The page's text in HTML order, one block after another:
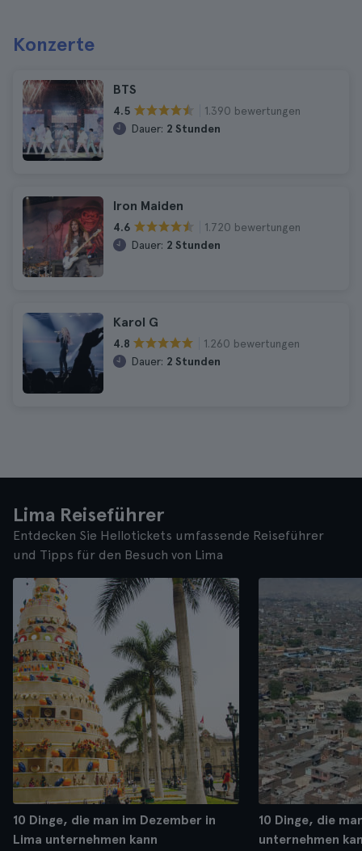
Konzerte
BTS
4.5
1.390 bewertungen
Dauer: 2 Stunden
Iron Maiden
4.6
1.720 bewertungen
Dauer: 2 Stunden
Karol G
4.8
1.260 bewertungen
Dauer: 2 Stunden
Lima Reiseführer
Entdecken Sie Hellotickets umfassende Reiseführer
und Tipps für den Besuch von Lima
10 Dinge, die man im Dezember in
Lima unternehmen kann
10 Dinge, die
unternehmen